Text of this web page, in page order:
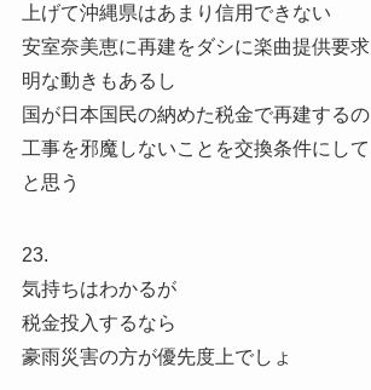
上げて沖縄県はあまり信用できない
安室奈美恵に再建をダシに楽曲提供要
明な動きもあるし
国が日本国民の納めた税金で再建する
工事を邪魔しないことを交換条件にし
と思う
23.
気持ちはわかるが
税金投入するなら
豪雨災害の方が優先度上でしょ